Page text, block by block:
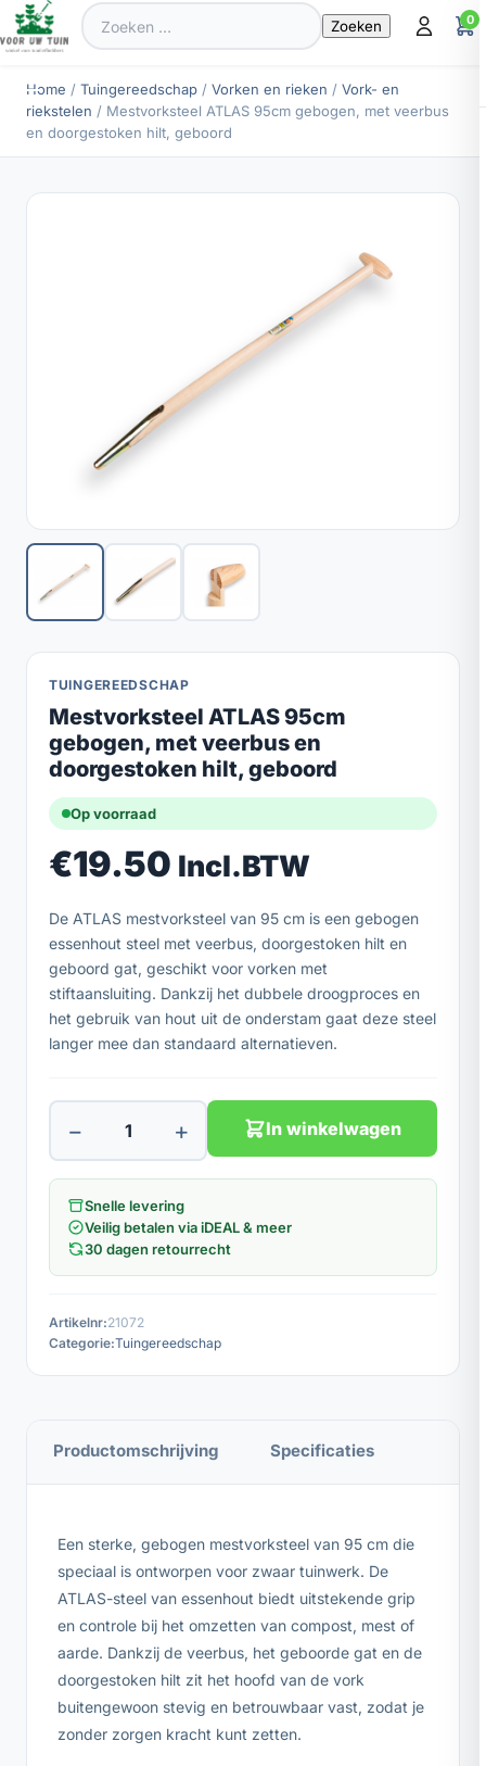
Zoeken
naar:
0
Home / Tuingereedschap / Vorken en rieken / Vork- en
riekstelen / Mestvorksteel ATLAS 95cm gebogen, met veerbus
en doorgestoken hilt, geboord
TUINGEREEDSCHAP
Mestvorksteel ATLAS 95cm
gebogen, met veerbus en
doorgestoken hilt, geboord
Op voorraad
€19.50 Incl.BTW
De ATLAS mestvorksteel van 95 cm is een gebogen
essenhout steel met veerbus, doorgestoken hilt en
geboord gat, geschikt voor vorken met
stiftaansluiting. Dankzij het dubbele droogproces en
het gebruik van hout uit de onderstam gaat deze steel
langer mee dan standaard alternatieven.
− + In winkelwagen
Snelle levering
Veilig betalen via iDEAL & meer
30 dagen retourrecht
Artikelnr:21072
Categorie:Tuingereedschap
Productomschrijving Specificaties
Een sterke, gebogen mestvorksteel van 95 cm die
speciaal is ontworpen voor zwaar tuinwerk. De
ATLAS-steel van essenhout biedt uitstekende grip
en controle bij het omzetten van compost, mest of
aarde. Dankzij de veerbus, het geboorde gat en de
doorgestoken hilt zit het hoofd van de vork
buitengewoon stevig en betrouwbaar vast, zodat je
zonder zorgen kracht kunt zetten.